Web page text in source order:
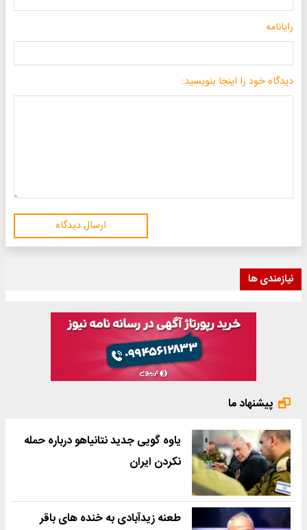
رایانامه
دیدگاه خود را اینجا بنویسید:
ارسال دیدگاه
نیازمندی ها
پیشنهاد ما
یاوه گویی جدید نتانیاهو درباره حمله
نکردن ایران
طعنه زیدآبادی به خنده های باقر